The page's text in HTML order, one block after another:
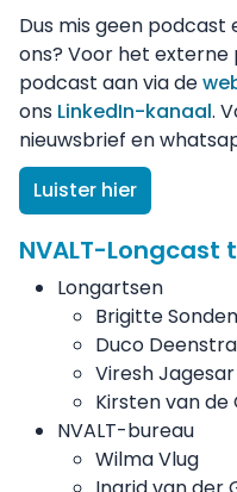
Dus mis geen podcast
ons? Voor het externe
podcast aan via de
ons LinkedIn-kanaal.
nieuwsbrief en
Luister hier
NVALT-Longcast
Longartsen
Brigitte
Duco Deenstra
Viresh Jagesar
Kirsten van de
NVALT-bureau
Wilma Vlug